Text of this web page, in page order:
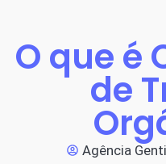
O que é
de
Agência